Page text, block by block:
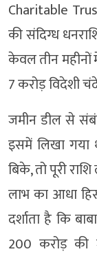
Charitable
की संदिग्ध
केवल तीन
7 करोड़ विदेशी
जमीन डील से
इसमें लिखा
बिके, तो पूरी
लाभ का आधा
दर्शाता है कि
200 करोड़ की